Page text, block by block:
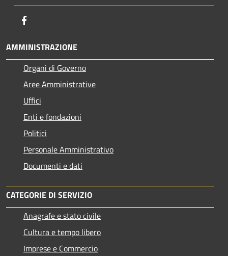
AMMINISTRAZIONE
Organi di Governo
Aree Amministrative
Uffici
Enti e fondazioni
Politici
Personale Amministrativo
Documenti e dati
CATEGORIE DI SERVIZIO
Anagrafe e stato civile
Cultura e tempo libero
Imprese e Commercio